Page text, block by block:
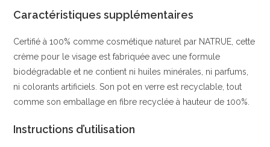
Caractéristiques supplémentaires
Certifié à 100% comme cosmétique naturel par NATRUE, cette
crème pour le visage est fabriquée avec une formule
biodégradable et ne contient ni huiles minérales, ni parfums,
ni colorants artificiels. Son pot en verre est recyclable, tout
comme son emballage en fibre recyclée à hauteur de 100%.
Instructions d’utilisation